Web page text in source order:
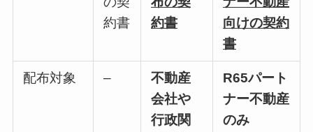
約書
約書
向けの契約
書
配布対象 –
不動産
会社や
行政関
R65パート
ナー不動産
のみ